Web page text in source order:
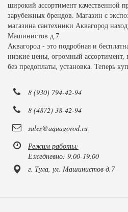
широкий ассортимент качественной
зарубежных брендов. Магазин с
магазина сантехники Аквагород
Машинистов д.7.
Аквагород - это подробная и
низкие цены, огромный ассортимент,
без предоплаты, установка. Теперь
8 (930) 794-42-94
8 (4872) 38-42-94
sales@aquagorod.ru
Режим работы:
Ежедневно: 9.00-19.00
г. Тула, ул. Машинистов д.7